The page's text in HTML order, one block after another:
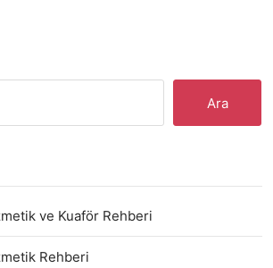
Ara
ve Kuaför Rehberi
Rehberi